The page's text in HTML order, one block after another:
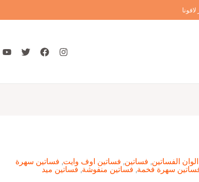
الفساتين, فساتين, فساتين اوف وايت, فساتين سهرة
سهرة فخمة, فساتين منفوشة, فساتين ميد